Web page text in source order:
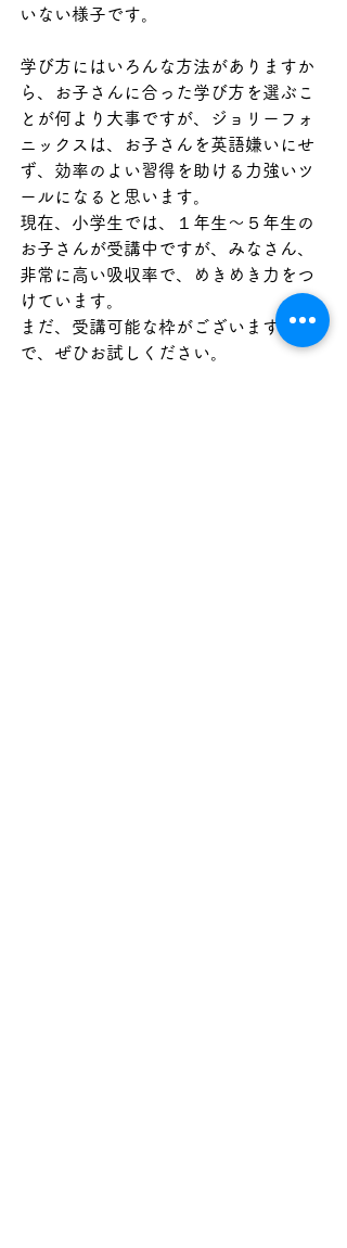
いない様子です。
学び方にはいろんな方法がありますか
ら、お子さんに合った学び方を選ぶこ
とが何より大事ですが、ジョリーフォ
ニックスは、お子さんを英語嫌いにせ
ず、効率のよい習得を助ける力強いツ
ールになると思います。
現在、小学生では、１年生〜５年生の
お子さんが受講中ですが、みなさん、
非常に高い吸収率で、めきめき力をつ
けています。
まだ、受講可能な枠がございますの
で、ぜひお試しください。